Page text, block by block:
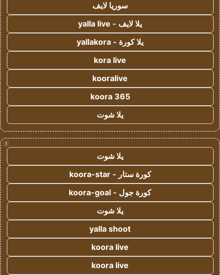
سوريا لايف
يلا لايف - yalla live
يلا كورة - yallakora
kora live
kooralive
koora 365
يلا شوت
!
يلا شوت
كورة ستار - koora-star
كورة جول - koora-goal
يلا شوت
yalla shoot
koora live
koora live